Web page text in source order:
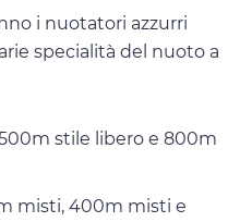
i nuotatori azzurri
specialità del nuoto a
stile libero e 800m
misti, 400m misti e